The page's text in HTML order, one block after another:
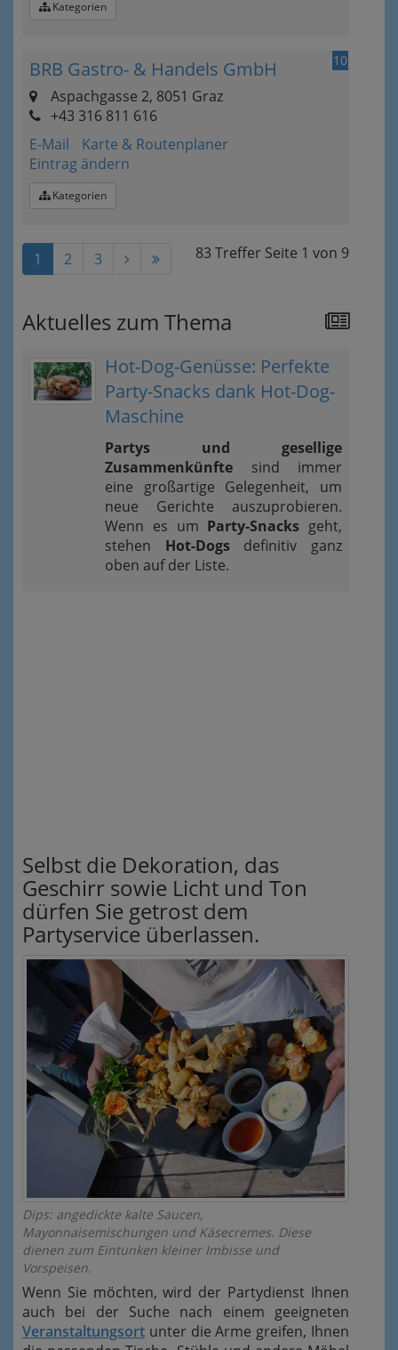
Kategorien
10
BRB Gastro- & Handels GmbH
Aspachgasse 2, 8051 Graz
+43 316 811 616
E-Mail
Karte & Routenplaner
Eintrag ändern
Kategorien
83 Treffer Seite 1 von 9
1 2 3
Aktuelles zum Thema
Hot-Dog-Genüsse: Perfekte
Party-Snacks dank Hot-Dog-
Maschine
Partys und gesellige
Zusammenkünfte sind immer
eine großartige Gelegenheit, um
neue Gerichte auszuprobieren.
Wenn es um Party-Snacks geht,
stehen Hot-Dogsdefinitiv ganz
oben auf der Liste.
Selbst die Dekoration, das
Geschirr sowie Licht und Ton
dürfen Sie getrost dem
Partyservice überlassen.
Dips: angedickte kalte Saucen,
Mayonnaisemischungen und Käsecremes. Diese
dienen zum Eintunken kleiner Imbisse und
Vorspeisen.
Wenn Sie möchten, wird der Partydienst Ihnen
auch bei der Suche nach einem geeigneten
Veranstaltungsort unter die Arme greifen, Ihnen